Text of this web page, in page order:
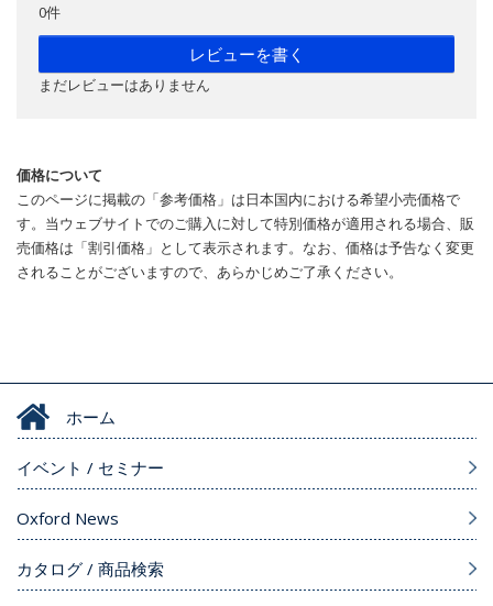
0件
レビューを書く
まだレビューはありません
価格について
このページに掲載の「参考価格」は日本国内における希望小売価格で
す。当ウェブサイトでのご購入に対して特別価格が適用される場合、販
売価格は「割引価格」として表示されます。なお、価格は予告なく変更
されることがございますので、あらかじめご了承ください。
ホーム
イベント / セミナー
Oxford News
カタログ / 商品検索